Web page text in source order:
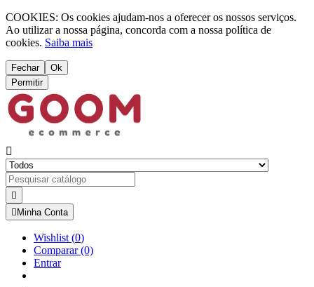
COOKIES: Os cookies ajudam-nos a oferecer os nossos serviços.
Ao utilizar a nossa página, concorda com a nossa política de
cookies. Saiba mais
Fechar
Ok
Permitir


 Minha Conta
Wishlist (0)
Comparar(0)
Entrar